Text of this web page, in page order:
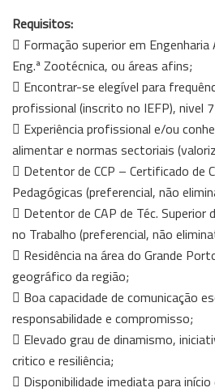
Requisitos:
 Formação superior em Engenharia
Eng.ª Zootécnica, ou áreas afins;
 Encontrar-se elegível para
profissional (inscrito no IEFP), nivel
 Experiência profissional e/ou
alimentar e normas sectoriais
 Detentor de CCP – Certificado de
Pedagógicas (preferencial, não
 Detentor de CAP de Téc. Superior
no Trabalho (preferencial, não
 Residência na área do Grande
geográfico da região;
 Boa capacidade de comunicação
responsabilidade e compromisso;
 Elevado grau de dinamismo,
critico e resiliência;
 Disponibilidade imediata para